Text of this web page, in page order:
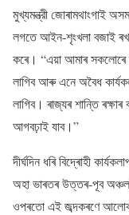
মুখ্যমন্ত্রী জোৰামথাংগাই
লগতে আইন-শৃংখলা বজাই
কৰে। “এয়া আমাৰ সকলোৰে
লাগিব আৰু এনে অবৈধ
লাগিব। ৰাজ্যৰ শান্তি
আগবঢ়াই যাব।”
দীৰ্ঘদিন ধৰি বিদ্ৰোহী
অহা ভাৰতৰ উত্তৰ-পূব
ওপৰতো এই জব্দকৰণে